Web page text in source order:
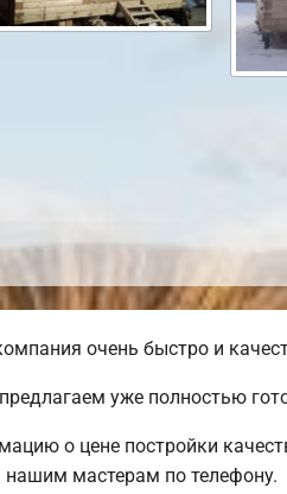
очень быстро и
уже полностью
о цене постройки
нашим мастерам по телефону.